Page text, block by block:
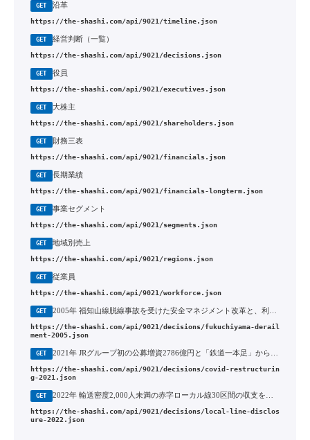
GET 沿革
https://the-shashi.com/api/9021/timeline.json
GET 経営判断（一覧）
https://the-shashi.com/api/9021/decisions.json
GET 役員
https://the-shashi.com/api/9021/executives.json
GET 大株主
https://the-shashi.com/api/9021/shareholders.json
GET 財務三表
https://the-shashi.com/api/9021/financials.json
GET 長期業績
https://the-shashi.com/api/9021/financials-longterm.json
GET 事業セグメント
https://the-shashi.com/api/9021/segments.json
GET 地域別売上
https://the-shashi.com/api/9021/regions.json
GET 従業員
https://the-shashi.com/api/9021/workforce.json
GET
https://the-shashi.com/api/9021/decisions/fukuchiyama-derail
ment-2005.json
GET
https://the-shashi.com/api/9021/decisions/covid-restructurin
g-2021.json
GET
https://the-shashi.com/api/9021/decisions/local-line-disclos
ure-2022.json